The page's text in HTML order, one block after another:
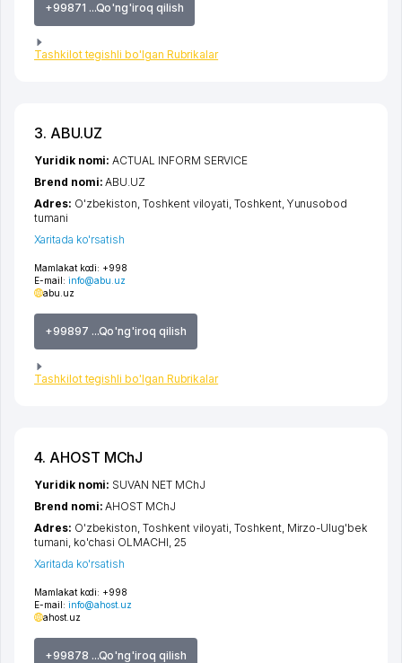
+99871 ...Qo'ng'iroq qilish
Tashkilot tegishli bo'lgan Rubrikalar
3. ABU.UZ
Mamlakat kodi: +998
E-mail: info@abu.uz
abu.uz
+99897 ...Qo'ng'iroq qilish
Tashkilot tegishli bo'lgan Rubrikalar
Yuridik nomi:ACTUAL INFORM SERVICE
Brend nomi:ABU.UZ
Adres: O'zbekiston,Toshkent viloyati,Toshkent, Yunusobod
tumani
Xaritada ko'rsatish
4. AHOST MChJ
Mamlakat kodi: +998
E-mail: info@ahost.uz
ahost.uz
+99878 ...Qo'ng'iroq qilish
Yuridik nomi: SUVAN NET MChJ
Brend nomi:AHOST MChJ
Adres: O'zbekiston,Toshkent viloyati ,Toshkent, Mirzo-Ulug'bek
tumani ko'chasi OLMACHI , 25
Xaritada ko'rsatish